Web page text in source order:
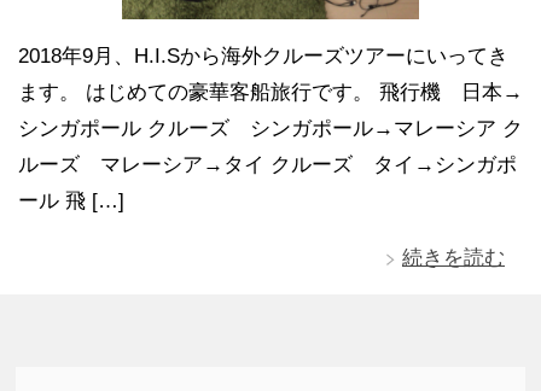
2018年9月、H.I.Sから海外クルーズツアーにいってき
ます。 はじめての豪華客船旅行です。 飛行機 日本→
シンガポール クルーズ シンガポール→マレーシア ク
ルーズ マレーシア→タイ クルーズ タイ→シンガポ
ール 飛 […]
続きを読む